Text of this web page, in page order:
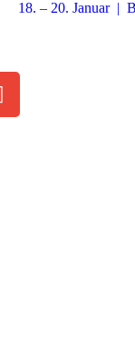
18. – 20. Januar |